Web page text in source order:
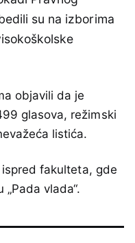
su na izborima
objavili da je
glasova, režimski
listića.
fakulteta, gde
vlada“.